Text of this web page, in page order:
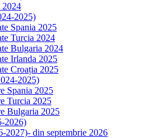
2024
2025)
Spania 2025
Turcia 2024
Bulgaria 2024
Irlanda 2025
Croația 2025
2025)
Spania 2025
Turcia 2025
Bulgaria 2025
2026)
2027)- din septembrie 2026